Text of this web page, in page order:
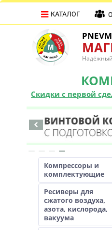
Надёжный
Скидки с первой
КАТАЛОГ
Компрессоры и
комплектующие
Ресиверы для
сжатого воздуха,
азота, кислорода,
вакуума